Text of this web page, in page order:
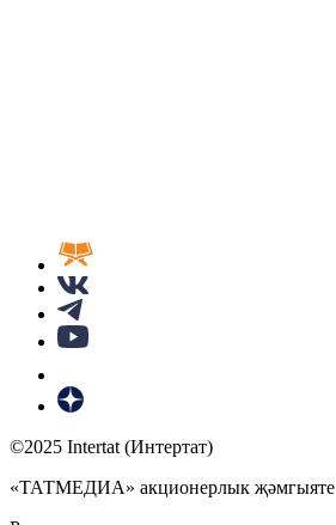
©2025 Intertat (Интертат)
«ТАТМЕДИА» акционерлык җәмгыяте